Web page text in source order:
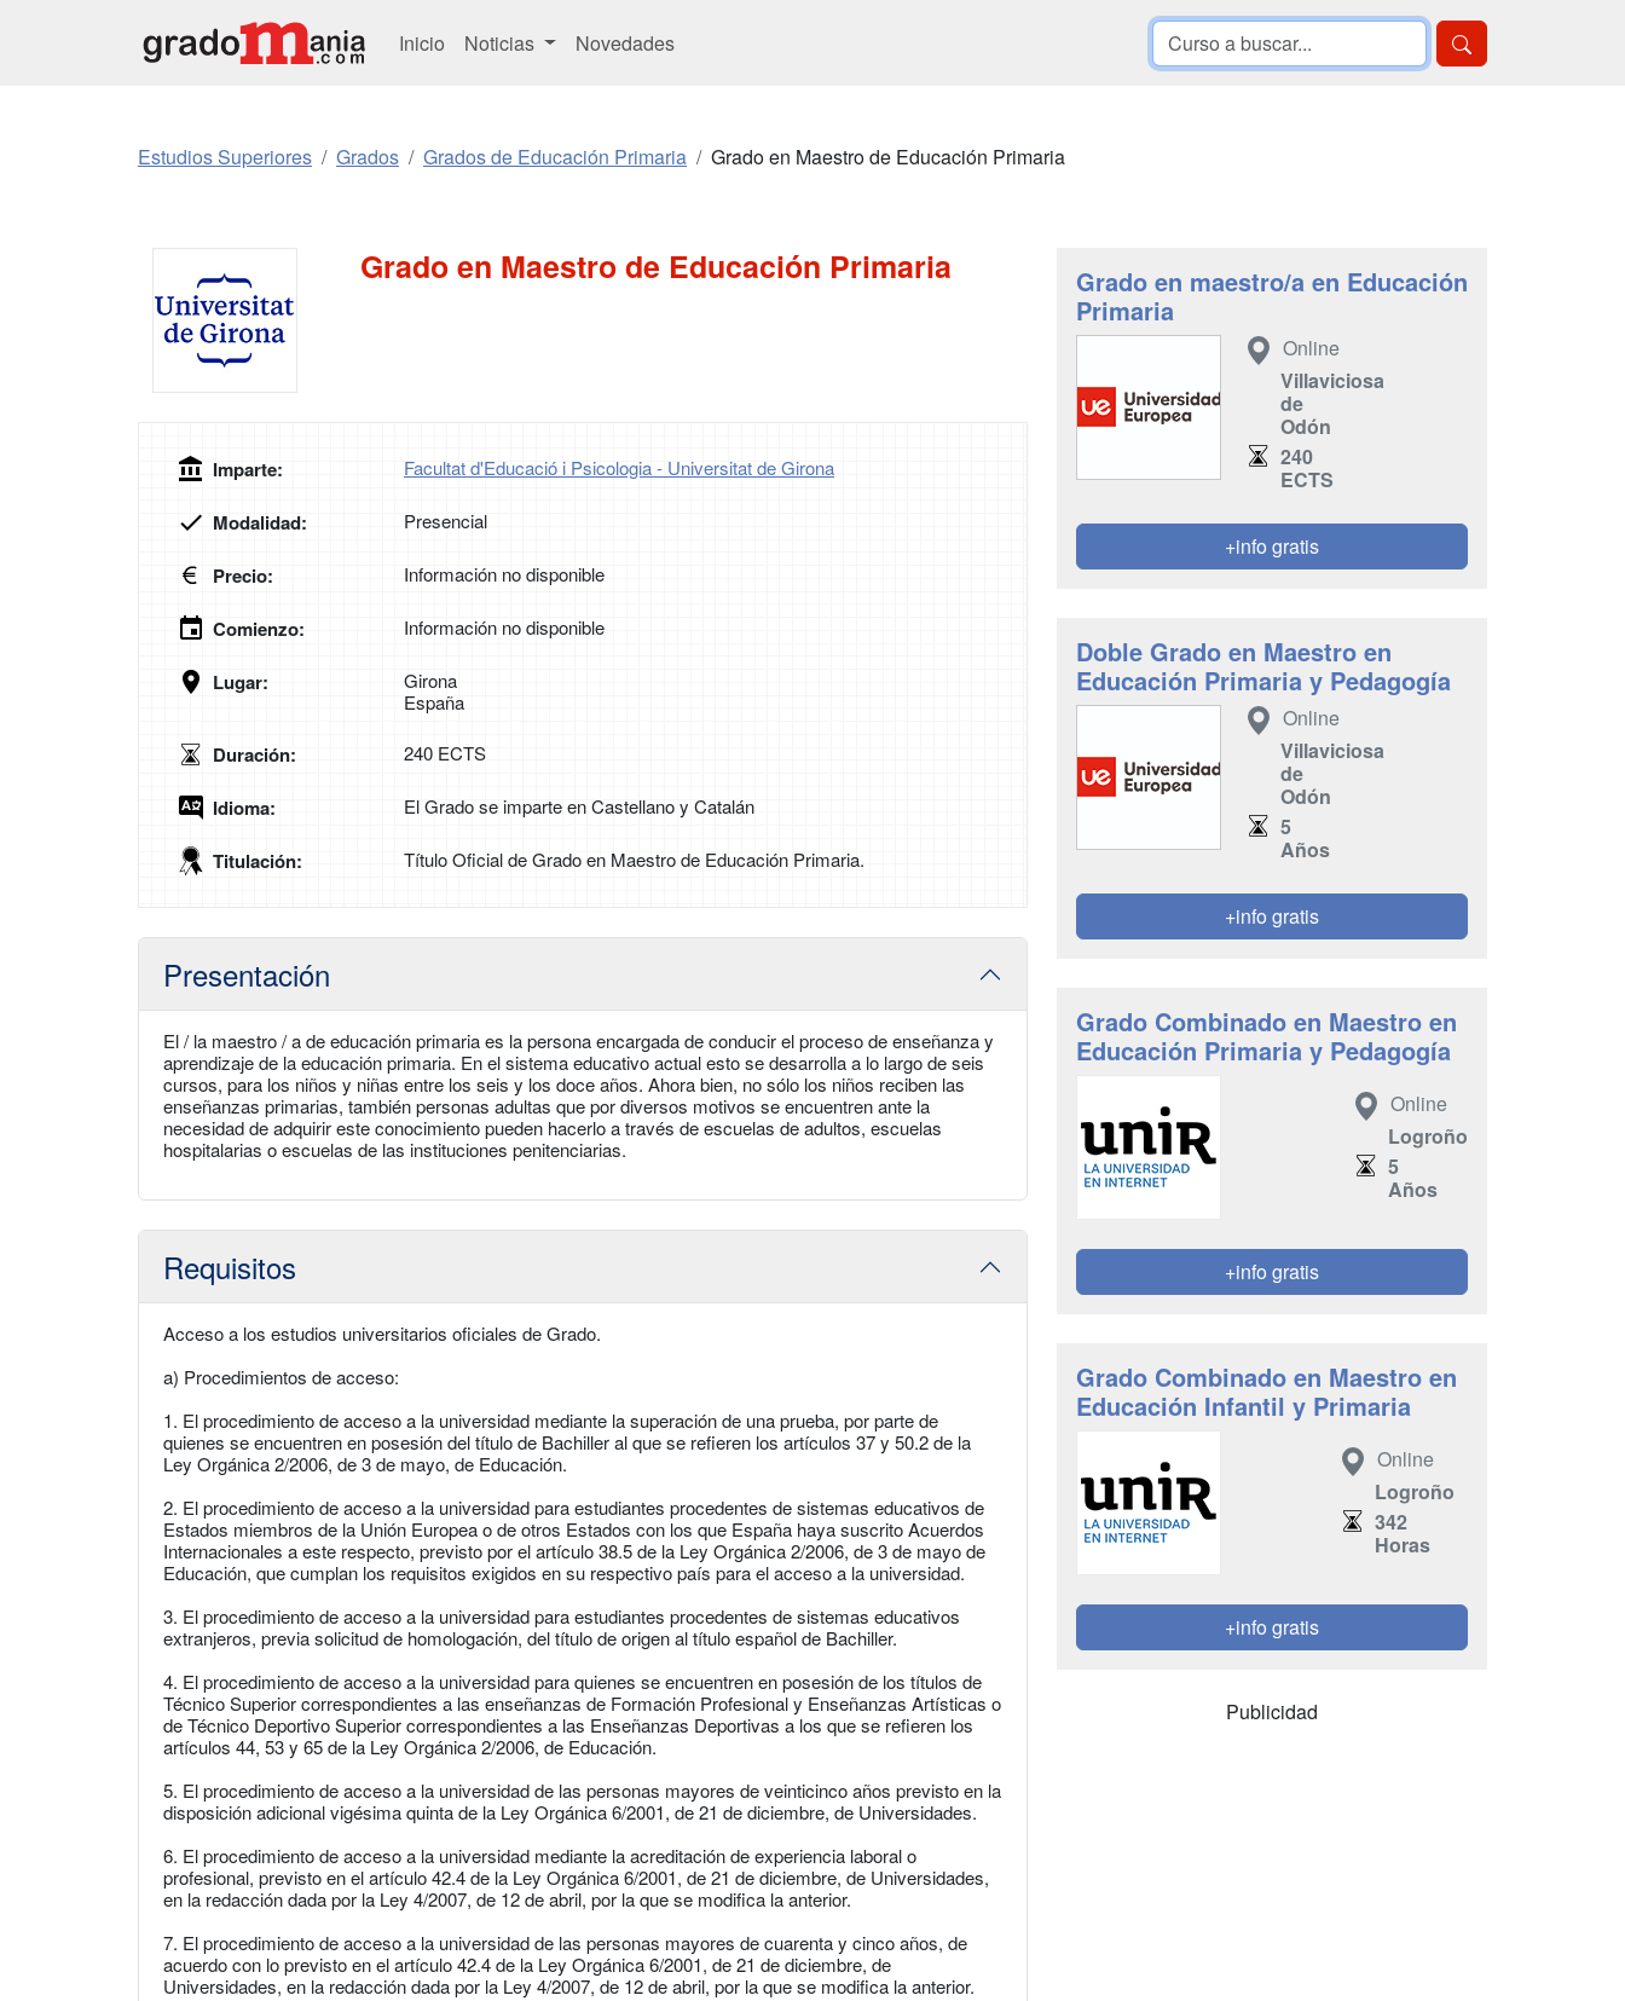
Inicio Noticias Novedades
Estudios Superiores Grados Grados de Educación Primaria Grado en Maestro de Educación Primaria
Grado en Maestro de Educación Primaria
Imparte: Facultat d'Educació i Psicologia - Universitat de Girona
Modalidad: Presencial
Precio: Información no disponible
Comienzo: Información no disponible
Lugar:
Girona
España
Duración: 240 ECTS
Idioma: El Grado se imparte en Castellano y Catalán
Titulación: Título Oficial de Grado en Maestro de Educación Primaria.
Presentación
El / la maestro / a de educación primaria es la persona encargada de conducir el proceso de enseñanza y
aprendizaje de la educación primaria. En el sistema educativo actual esto se desarrolla a lo largo de seis
cursos, para los niños y niñas entre los seis y los doce años. Ahora bien, no sólo los niños reciben las
enseñanzas primarias, también personas adultas que por diversos motivos se encuentren ante la
necesidad de adquirir este conocimiento pueden hacerlo a través de escuelas de adultos, escuelas
hospitalarias o escuelas de las instituciones penitenciarias.
Requisitos
Acceso a los estudios universitarios oficiales de Grado.
a) Procedimientos de acceso:
1. El procedimiento de acceso a la universidad mediante la superación de una prueba, por parte de
quienes se encuentren en posesión del título de Bachiller al que se refieren los artículos 37 y 50.2 de la
Ley Orgánica 2/2006, de 3 de mayo, de Educación.
2. El procedimiento de acceso a la universidad para estudiantes procedentes de sistemas educativos de
Estados miembros de la Unión Europea o de otros Estados con los que España haya suscrito Acuerdos
Internacionales a este respecto, previsto por el artículo 38.5 de la Ley Orgánica 2/2006, de 3 de mayo de
Educación, que cumplan los requisitos exigidos en su respectivo país para el acceso a la universidad.
3. El procedimiento de acceso a la universidad para estudiantes procedentes de sistemas educativos
extranjeros, previa solicitud de homologación, del título de origen al título español de Bachiller.
4. El procedimiento de acceso a la universidad para quienes se encuentren en posesión de los títulos de
Técnico Superior correspondientes a las enseñanzas de Formación Profesional y Enseñanzas Artísticas o
de Técnico Deportivo Superior correspondientes a las Enseñanzas Deportivas a los que se refieren los
artículos 44, 53 y 65 de la Ley Orgánica 2/2006, de Educación.
5. El procedimiento de acceso a la universidad de las personas mayores de veinticinco años previsto en la
disposición adicional vigésima quinta de la Ley Orgánica 6/2001, de 21 de diciembre, de Universidades.
6. El procedimiento de acceso a la universidad mediante la acreditación de experiencia laboral o
profesional, previsto en el artículo 42.4 de la Ley Orgánica 6/2001, de 21 de diciembre, de Universidades,
en la redacción dada por la Ley 4/2007, de 12 de abril, por la que se modifica la anterior.
7. El procedimiento de acceso a la universidad de las personas mayores de cuarenta y cinco años, de
acuerdo con lo previsto en el artículo 42.4 de la Ley Orgánica 6/2001, de 21 de diciembre, de
Universidades, en la redacción dada por la Ley 4/2007, de 12 de abril, por la que se modifica la anterior.
Grado en maestro/a en Educación
Primaria
Online
Villaviciosa
de
Odón
240
ECTS
+info gratis
Doble Grado en Maestro en
Educación Primaria y Pedagogía
Online
Villaviciosa
de
Odón
5
Años
+info gratis
Grado Combinado en Maestro en
Educación Primaria y Pedagogía
Online
Logroño
5
Años
+info gratis
Grado Combinado en Maestro en
Educación Infantil y Primaria
Online
Logroño
342
Horas
+info gratis
Publicidad